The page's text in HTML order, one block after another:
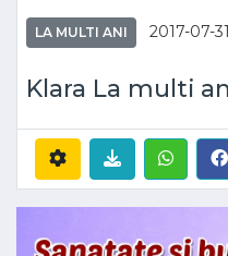
LA MULTI ANI 2017-07-31
Klara La multi